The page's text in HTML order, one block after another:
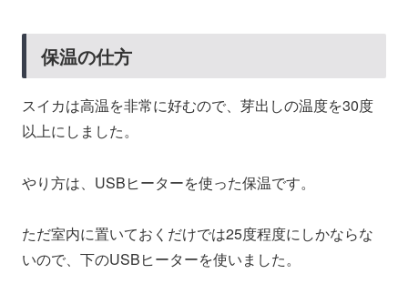
保温の仕方
スイカは高温を非常に好むので、芽出しの温度を30度
以上にしました。
やり方は、USBヒーターを使った保温です。
ただ室内に置いておくだけでは25度程度にしかならな
いので、下のUSBヒーターを使いました。